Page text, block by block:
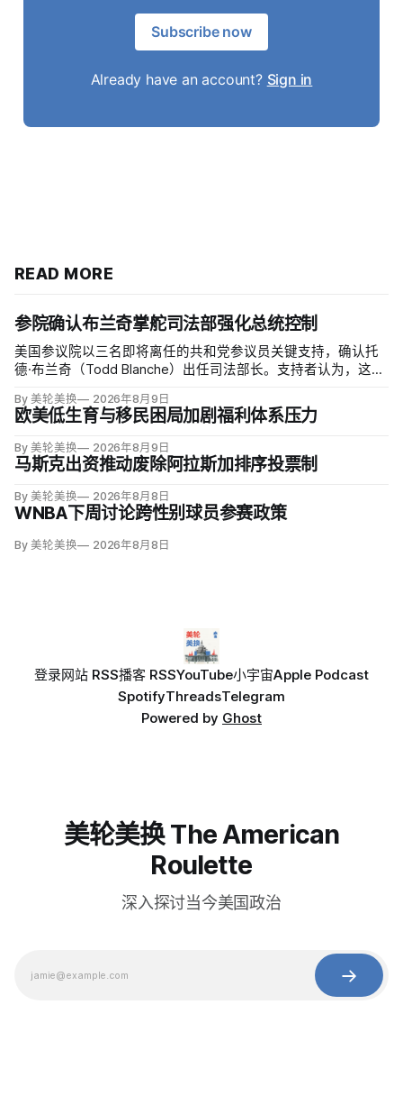
Subscribe now
Already have an account? Sign in
READ MORE
参院确认布兰奇掌舵司法部强化总统控制
美国参议院以三名即将离任的共和党参议员关键支持，确认托
德·布兰奇（Todd Blanche）出任司法部长。支持者认为，这位
冲动；
By 美轮美换 2026年8月9日
欧美低生育与移民困局加剧福利体系压力
By 美轮美换 2026年8月9日
马斯克出资推动废除阿拉斯加排序投票制
By 美轮美换 2026年8月8日
WNBA下周讨论跨性别球员参赛政策
By 美轮美换 2026年8月8日
登录网站 RSS播客 RSSYouTube小宇宙Apple Podcast
SpotifyThreadsTelegram
Powered by Ghost
美轮美换 The American
Roulette
深入探讨当今美国政治